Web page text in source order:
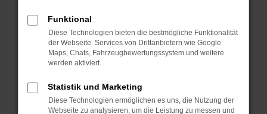
verhindern. Funktioniert die Seite in einem
anderen Browser oder in einem privaten
Fenster?
Starte dein Gerät neu.
Probleme zu beheben.
Stelle sicher, dass dein Browser und dein
Funktional
Diese Technologien bieten die bestmögliche Funktionalität
der Webseite. Services von Drittanbietern wie Google
Maps, Chats, Fahrzeugbewertungssystem und weitere
werden aktiviert.
Statistik und Marketing
Diese Technologien ermöglichen es uns, die Nutzung der
Webseite zu analysieren, um die Leistung zu messen und